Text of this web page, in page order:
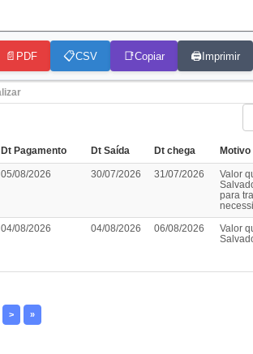
📄 PDF 📋CSV 📑Copiar 🖨️Imprimir
Dt Pagamento Dt Saída Dt chega Motivo
05/08/2026 30/07/2026 31/07/2026
Valor
para
04/08/2026 04/08/2026 06/08/2026
Valor
> »